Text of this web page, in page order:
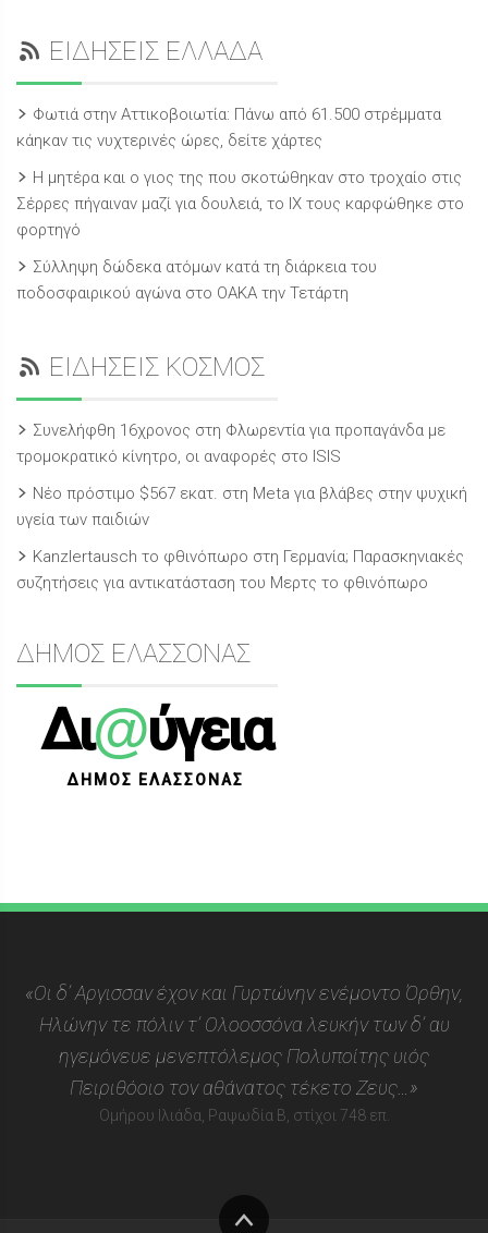
ΕΙΔΗΣΕΙΣ ΕΛΛΑΔΑ
Φωτιά στην Αττικοβοιωτία: Πάνω από 61.500 στρέμματα
κάηκαν τις νυχτερινές ώρες, δείτε χάρτες
Η μητέρα και ο γιος της που σκοτώθηκαν στο τροχαίο στις
Σέρρες πήγαιναν μαζί για δουλειά, το ΙΧ τους καρφώθηκε στο
φορτηγό
Σύλληψη δώδεκα ατόμων κατά τη διάρκεια του
ποδοσφαιρικού αγώνα στο ΟΑΚΑ την Τετάρτη
ΕΙΔΗΣΕΙΣ ΚΟΣΜΟΣ
Συνελήφθη 16χρονος στη Φλωρεντία για προπαγάνδα με
τρομοκρατικό κίνητρο, οι αναφορές στο ISIS
Νέο πρόστιμο $567 εκατ. στη Meta για βλάβες στην ψυχική
υγεία των παιδιών
Kanzlertausch το φθινόπωρο στη Γερμανία; Παρασκηνιακές
συζητήσεις για αντικατάσταση του Μερτς το φθινόπωρο
ΔΗΜΟΣ ΕΛΑΣΣΟΝΑΣ
Δι@ύγεια
ΔΗΜΟΣ ΕΛΑΣΣΟΝΑΣ
«Οι δ’ Αργισσαν έχον και Γυρτώνην ενέμοντο Όρθην,
Ηλώνην τε πόλιν τ’ Ολοοσσόνα λευκήν των δ’ αυ
ηγεμόνευε μενεπτόλεμος Πολυποίτης υιός
Πειριθόοιο τον αθάνατος τέκετο Ζευς…»
Ομήρου Ιλιάδα, Ραψωδία Β, στίχοι 748 επ.